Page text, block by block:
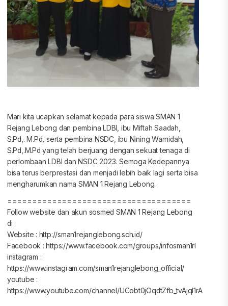
Mari kita ucapkan selamat kepada para siswa SMAN 1
Rejang Lebong dan pembina LDBI, ibu Miftah Saadah,
S.Pd,. M.Pd, serta pembina NSDC, ibu Nining Warnidah,
S.Pd,.M.Pd yang telah berjuang dengan sekuat tenaga di
perlombaan LDBI dan NSDC 2023. Semoga Kedepannya
bisa terus berprestasi dan menjadi lebih baik lagi serta bisa
mengharumkan nama SMAN 1 Rejang Lebong.
=====================================
Follow website dan akun sosmed SMAN 1 Rejang Lebong
di :
Website : http://sman1rejanglebong.sch.id/
Facebook : https://www.facebook.com/groups/infosman1rl
instagram :
https://www.instagram.com/sman1rejanglebong_official/
youtube :
https://www.youtube.com/channel/UCobt0jOqdtZfb_tvAjql1rA